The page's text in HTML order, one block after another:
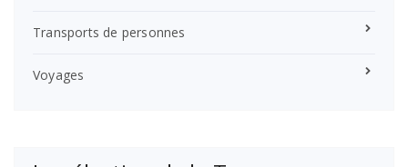
Transports de personnes
Voyages